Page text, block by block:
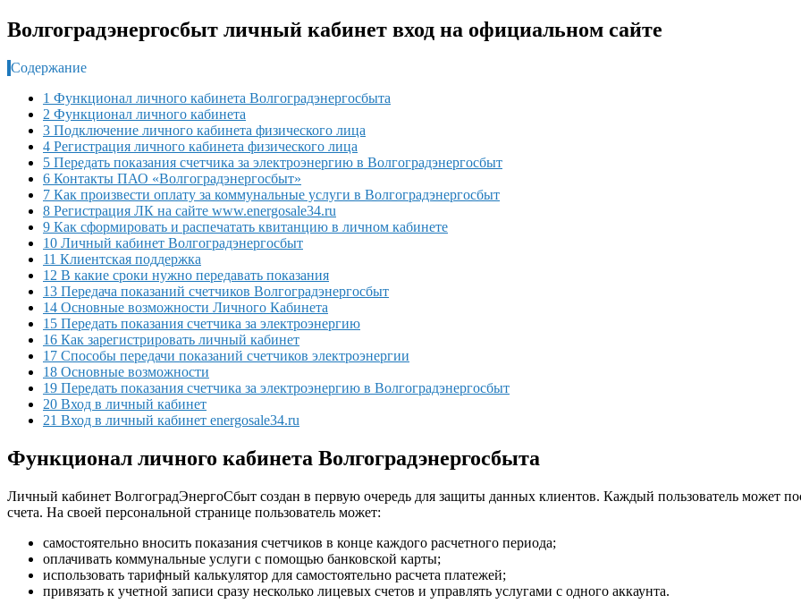
Волгоградэнергосбыт личный кабинет вход на официальном сайте
Содержание
1 Функционал личного кабинета Волгоградэнергосбыта
2 Функционал личного кабинета
3 Подключение личного кабинета физического лица
4 Регистрация личного кабинета физического лица
5 Передать показания счетчика за электроэнергию в Волгоградэнергосбыт
6 Контакты ПАО «Волгоградэнергосбыт»
7 Как произвести оплату за коммунальные услуги в Волгоградэнергосбыт
8 Регистрация ЛК на сайте www.energosale34.ru
9 Как сформировать и распечатать квитанцию в личном кабинете
10 Личный кабинет Волгоградэнергосбыт
11 Клиентская поддержка
12 В какие сроки нужно передавать показания
13 Передача показаний счетчиков Волгоградэнергосбыт
14 Основные возможности Личного Кабинета
15 Передать показания счетчика за электроэнергию
16 Как зарегистрировать личный кабинет
17 Способы передачи показаний счетчиков электроэнергии
18 Основные возможности
19 Передать показания счетчика за электроэнергию в Волгоградэнергосбыт
20 Вход в личный кабинет
21 Вход в личный кабинет energosale34.ru
Функционал личного кабинета Волгоградэнергосбыта
Личный кабинет ВолгоградЭнергоСбыт создан в первую очередь для защиты данных клиентов. Каждый пользователь может
счета. На своей персональной странице пользователь может:
самостоятельно вносить показания счетчиков в конце каждого расчетного периода;
оплачивать коммунальные услуги с помощью банковской карты;
использовать тарифный калькулятор для самостоятельно расчета платежей;
привязать к учетной записи сразу несколько лицевых счетов и управлять услугами с одного аккаунта.